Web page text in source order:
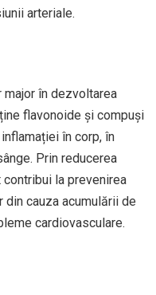
arteriale.
în dezvoltarea
flavonoide și compuși
în corp, în
Prin reducerea
la prevenirea
cauza acumulării de
cardiovasculare.